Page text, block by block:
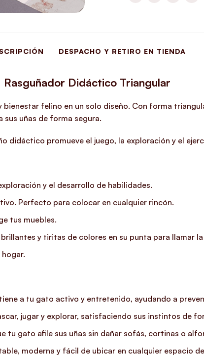
DESPACHO Y RETIRO EN TIENDA
Rasguñador Didáctico Triangular
felino en un solo diseño. Con forma
uñas de forma segura.
didáctico promueve el juego, la exploración y el
y el desarrollo de habilidades.
Perfecto para colocar en cualquier rincón.
tus muebles.
y tiritas de colores en su punta para llamar
a tu gato activo y entretenido, ayudando a
jugar y explorar, satisfaciendo sus instintos de
tu gato afile sus uñas sin dañar sofás, cortinas o
moderna y fácil de ubicar en cualquier espacio